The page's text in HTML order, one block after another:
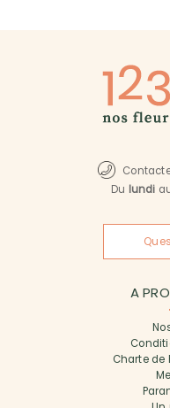
Du lundi
A
Charte de